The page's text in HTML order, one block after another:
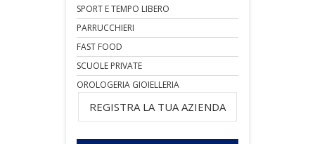
SPORT E TEMPO LIBERO
PARRUCCHIERI
FAST FOOD
SCUOLE PRIVATE
OROLOGERIA GIOIELLERIA
REGISTRA LA TUA AZIENDA